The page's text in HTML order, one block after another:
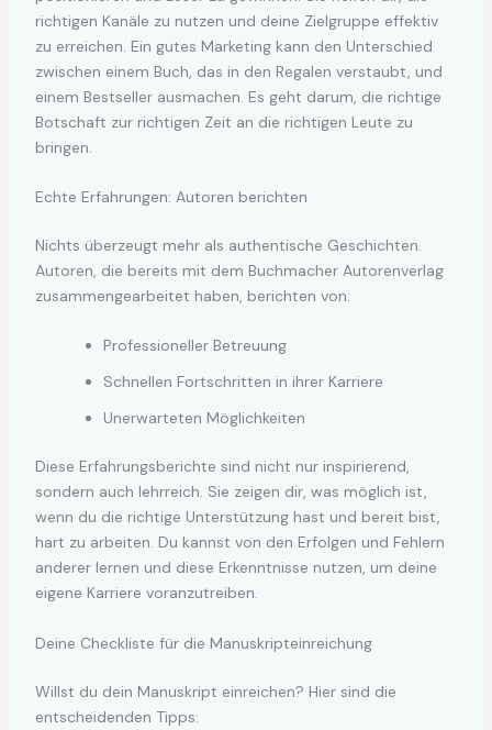
richtigen Kanäle zu nutzen und deine Zielgruppe effektiv
zu erreichen. Ein gutes Marketing kann den Unterschied
zwischen einem Buch, das in den Regalen verstaubt, und
einem Bestseller ausmachen. Es geht darum, die richtige
Botschaft zur richtigen Zeit an die richtigen Leute zu
bringen.
Echte Erfahrungen: Autoren berichten
Nichts überzeugt mehr als authentische Geschichten.
Autoren, die bereits mit dem Buchmacher Autorenverlag
zusammengearbeitet haben, berichten von:
Professioneller Betreuung
Schnellen Fortschritten in ihrer Karriere
Unerwarteten Möglichkeiten
Diese Erfahrungsberichte sind nicht nur inspirierend,
sondern auch lehrreich. Sie zeigen dir, was möglich ist,
wenn du die richtige Unterstützung hast und bereit bist,
hart zu arbeiten. Du kannst von den Erfolgen und Fehlern
anderer lernen und diese Erkenntnisse nutzen, um deine
eigene Karriere voranzutreiben.
Deine Checkliste für die Manuskripteinreichung
Willst du dein Manuskript einreichen? Hier sind die
entscheidenden Tipps: